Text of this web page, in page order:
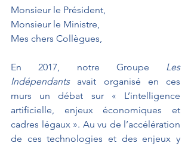
Monsieur le Président,
Monsieur le Ministre,
Mes chers Collègues,
En 2017, notre Groupe
Les
Indépendants avait organisé en ces
murs un débat sur « L’intelligence
artificielle, enjeux économiques et
cadres légaux ». Au vu de l’accélération
de ces technologies et des enjeux y